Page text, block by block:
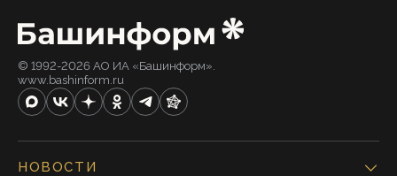
© 1992-2026 АО ИА «Башинформ».
www.bashinform.ru
НОВОСТИ